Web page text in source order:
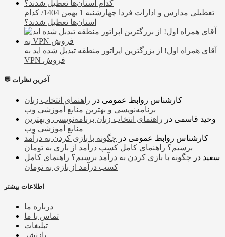
تعطیلی مدارس و ادارات فردا چهارشنبه 1 بهمن 1404/ کدام
استان‌ها تعطیل شدند؟
آقای همراه اول! از بزرگترین اپراتور منطقه تبدبل شده اید به
VPN فروش
💬 آخرین نظرات
کارشناس روابط عمومی در راهنمای انتخاب زبان
برنامه‌نویسی و بهترین منابع آموزشی وب
وحید قاسمی در راهنمای انتخاب زبان برنامه‌نویسی و بهترین
منابع آموزشی وب
کارشناس روابط عمومی در چگونه با بازی کردن به درآمد
برسیم؟ راهنمای کامل کسب درآمد از بازی به تومان
سعید در چگونه با بازی کردن به درآمد برسیم؟ راهنمای کامل
کسب درآمد از بازی به تومان
اطلاعات بیشتر
درباره ما
تماس با ما
تبلیغات